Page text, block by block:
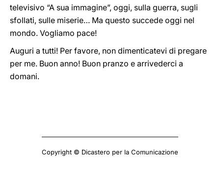
televisivo “A sua immagine”, oggi, sulla guerra, sugli
sfollati, sulle miserie… Ma questo succede oggi nel
mondo. Vogliamo pace!
Auguri a tutti! Per favore, non dimenticatevi di pregare
per me. Buon anno! Buon pranzo e arrivederci a
domani.
Copyright © Dicastero per la Comunicazione